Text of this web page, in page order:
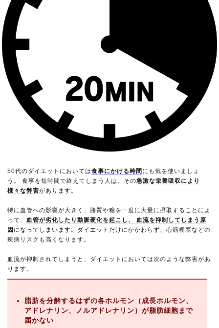
50代のダイエットにおいては食事にかける時間 にも気を使いましょ
う。 食事を短時間で終えてしまう人は、その急激な栄養吸収により
様々な弊害があります。
特に血管への影響が大きく、脂質や糖を一度に大量に摂取することによ
って、血管が劣化したり動脈硬化を起こし、 血流を抑制してしまう原
因 になってしまいます。ダイエットだけにかかわらず、心筋梗塞などの
疾病リスクも高くなります。
血流が抑制されてしまうと、ダイエットにおいては次のような弊害があ
ります。
脂肪を分解するはずの各ホルモン（成長ホルモン、
アドレナリン、ノルアドレナリン）が脂肪細胞まで
届かない